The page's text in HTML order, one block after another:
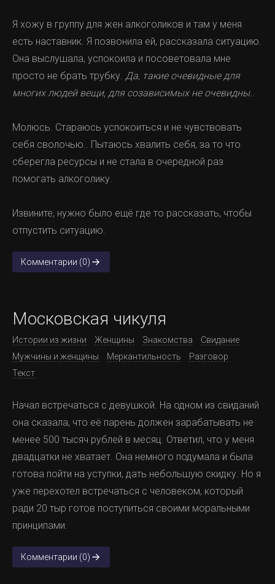
Я хожу в группу для жен алкоголиков и там у меня
есть наставник. Я позвонила ей, рассказала ситуацию.
Она выслушала, успокоила и посоветовала мне
просто не брать трубку. Да, такие очевидные для
многих людей вещи, для созависимых не очевидны..
Молюсь. Стараюсь успокоиться и не чувствовать
себя сволочью.. Пытаюсь хвалить себя, за то что
сберегла ресурсы и не стала в очередной раз
помогать алкоголику.
Извините, нужно было ещё где то рассказать, чтобы
отпустить ситуацию.
Комментарии (0)
Московская чикуля
Истории из жизни Женщины Знакомства
Свидание
Мужчины и женщины
Меркантильность
Разговор
Текст
Начал встречаться с девушкой. На одном из свиданий
она сказала, что её парень должен зарабатывать не
менее 500 тысяч рублей в месяц. Ответил, что у меня
двадцатки не хватает. Она немного подумала и была
готова пойти на уступки, дать небольшую скидку. Но я
уже перехотел встречаться с человеком, который
ради 20 тыр готов поступиться своими моральными
принципами.
Комментарии (0)